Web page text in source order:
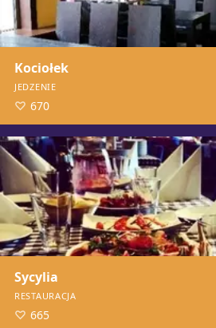
Kociołek
JEDZENIE
670
Sycylia
RESTAURACJA
665